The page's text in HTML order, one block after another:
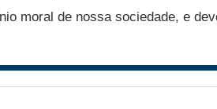
moral de nossa sociedade, e